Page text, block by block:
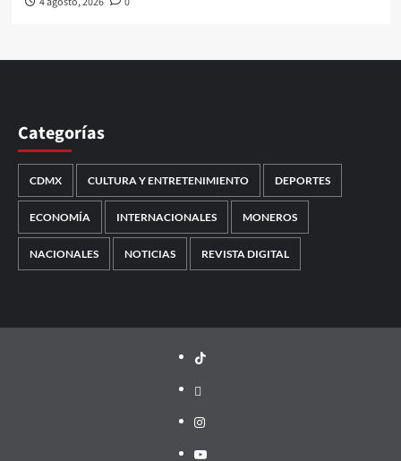
Categorías
CDMX CULTURA Y ENTRETENIMIENTO DEPORTES
ECONOMÍA INTERNACIONALES MONEROS
NACIONALES NOTICIAS REVISTA DIGITAL
TikTok
threads
Instagram
Youtube